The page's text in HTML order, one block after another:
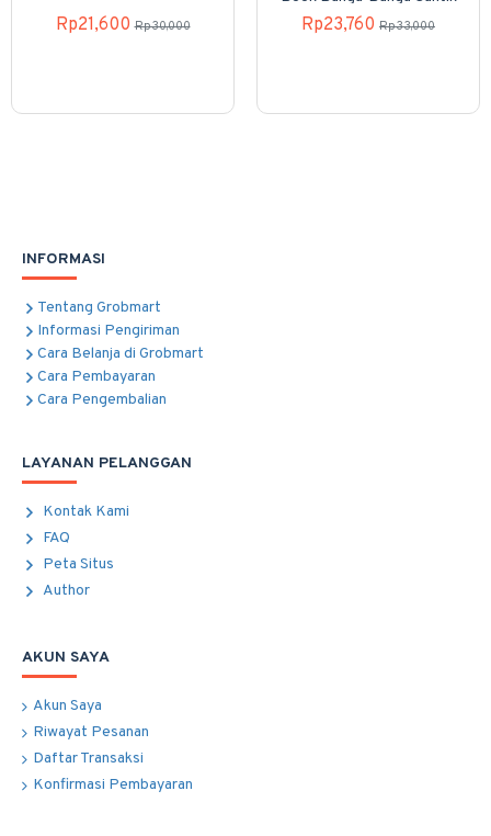
Rp21,600 Rp30,000 Rp23,760 Rp33,000
INFORMASI
Tentang Grobmart
Informasi Pengiriman
Cara Belanja di Grobmart
Cara Pembayaran
Cara Pengembalian
LAYANAN PELANGGAN
Kontak Kami
FAQ
Peta Situs
Author
AKUN SAYA
Akun Saya
Riwayat Pesanan
Daftar Transaksi
Konfirmasi Pembayaran